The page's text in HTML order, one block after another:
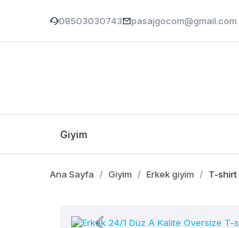
08503030743 pasajgocom@gmail.com
Giyim
Ana Sayfa Giyim Erkek giyim T-shirt